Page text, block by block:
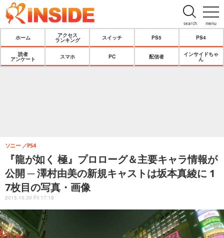
menu
search
ホーム
アクセス
ランキング
スイッチ PS5 PS4
読者
アンケート
スマホ PC 配信者
インサイドちゃ
ん
『龍が如く 極』プロローグ＆主要キャラ情報が
公開 ─ 澤村由美の新規キャストは坂本真綾に 1
7枚目の写真・画像
ソニー PS4
2015.10.30 Fri 17:18